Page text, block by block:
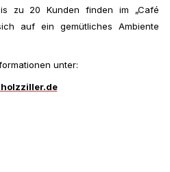
zu 20 Kunden finden im „Café
auf ein gemütliches Ambiente
unter: